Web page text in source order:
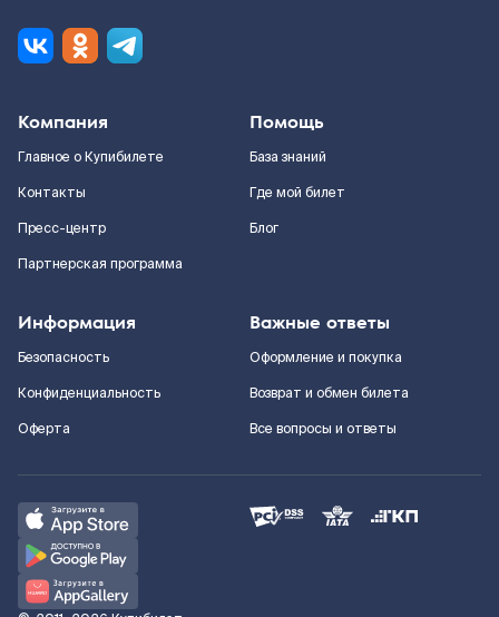
Компания
Главное о Купибилете
Контакты
Пресс-центр
Партнерская программа
Помощь
База знаний
Где мой билет
Блог
Информация
Безопасность
Конфиденциальность
Оферта
Важные ответы
Оформление и покупка
Возврат и обмен билета
Все вопросы и ответы